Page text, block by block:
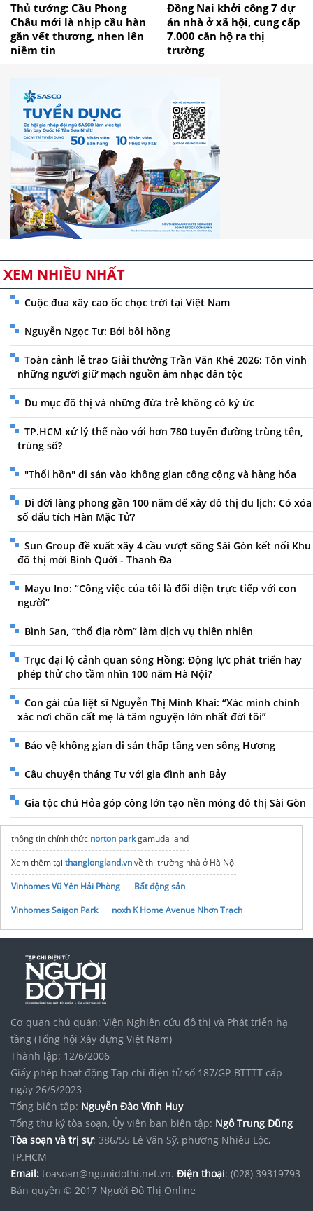
Thủ tướng: Cầu Phong
Châu mới là nhịp cầu hàn
gắn vết thương, nhen lên
niềm tin
Đồng Nai khởi công 7 dự
án nhà ở xã hội, cung cấp
7.000 căn hộ ra thị
trường
XEM NHIỀU NHẤT
Cuộc đua xây cao ốc chọc trời tại Việt Nam
Nguyễn Ngọc Tư: Bởi bôi hồng
Toàn cảnh lễ trao Giải thưởng Trần Văn Khê 2026: Tôn vinh
những người giữ mạch nguồn âm nhạc dân tộc
Du mục đô thị và những đứa trẻ không có ký ức
TP.HCM xử lý thế nào với hơn 780 tuyến đường trùng tên,
trùng số?
"Thổi hồn" di sản vào không gian công cộng và hàng hóa
Di dời làng phong gần 100 năm để xây đô thị du lịch: Có xóa
sổ dấu tích Hàn Mặc Tử?
Sun Group đề xuất xây 4 cầu vượt sông Sài Gòn kết nối Khu
đô thị mới Bình Quới - Thanh Đa
Mayu Ino: “Công việc của tôi là đối diện trực tiếp với con
người”
Bình San, “thổ địa ròm” làm dịch vụ thiên nhiên
Trục đại lộ cảnh quan sông Hồng: Động lực phát triển hay
phép thử cho tầm nhìn 100 năm Hà Nội?
Con gái của liệt sĩ Nguyễn Thị Minh Khai: “Xác minh chính
xác nơi chôn cất mẹ là tâm nguyện lớn nhất đời tôi”
Bảo vệ không gian di sản thấp tầng ven sông Hương
Câu chuyện tháng Tư với gia đình anh Bảy
Gia tộc chú Hỏa góp công lớn tạo nền móng đô thị Sài Gòn
thông tin chính thức norton parkgamuda land
Xem thêm tại thanglongland.vnvề thị trường nhà ở Hà Nội
Vinhomes Vũ Yên Hải Phòng
Bất động sản
Vinhomes Saigon Park
noxh K Home Avenue Nhơn Trạch
Tập đoàn Bcons Group
Cơ quan chủ quản: Viện Nghiên cứu đô thị và Phát triển hạ
tầng (Tổng hội Xây dựng Việt Nam)
Thành lập: 12/6/2006
Giấy phép hoạt động Tạp chí điện tử số 187/GP-BTTTT cấp
ngày 26/5/2023
Tổng biên tập: Nguyễn Đào Vĩnh Huy
Tổng thư ký tòa soạn, Ủy viên ban biên tập: Ngô Trung Dũng
Tòa soạn và trị sự: 386/55 Lê Văn Sỹ, phường Nhiêu Lộc,
TP.HCM
Email: toasoan@nguoidothi.net.vn. Điện thoại: (028) 39319793
Bản quyền © 2017 Người Đô Thị Online